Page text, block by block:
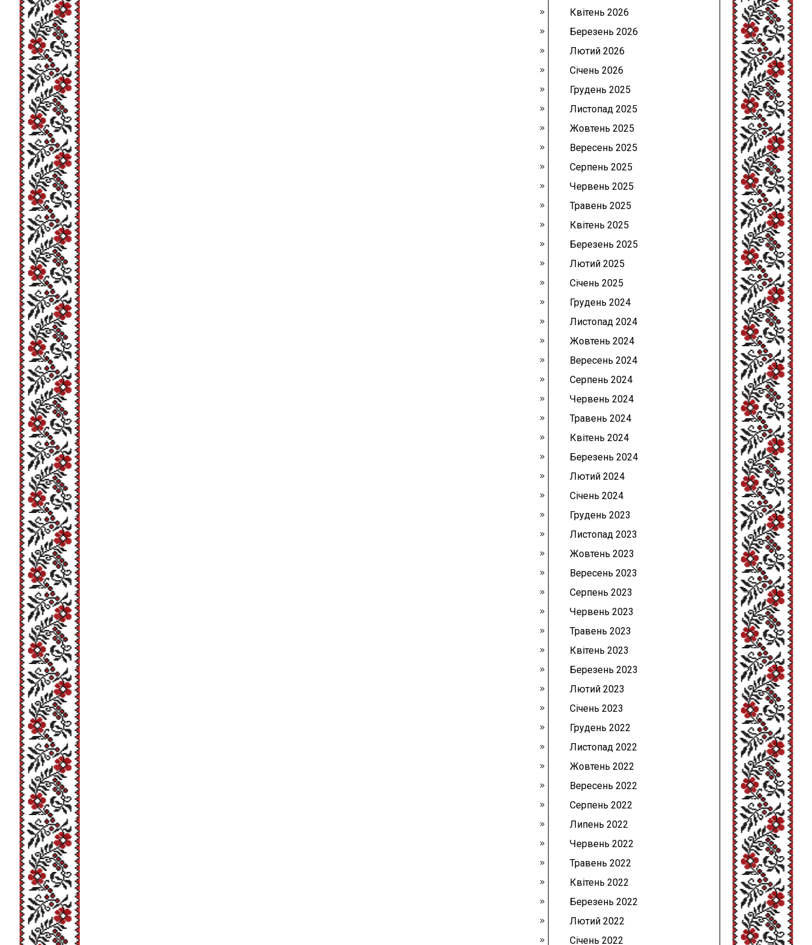
Квітень 2026
Березень 2026
Лютий 2026
Січень 2026
Грудень 2025
Листопад 2025
Жовтень 2025
Вересень 2025
Серпень 2025
Червень 2025
Травень 2025
Квітень 2025
Березень 2025
Лютий 2025
Січень 2025
Грудень 2024
Листопад 2024
Жовтень 2024
Вересень 2024
Серпень 2024
Червень 2024
Травень 2024
Квітень 2024
Березень 2024
Лютий 2024
Січень 2024
Грудень 2023
Листопад 2023
Жовтень 2023
Вересень 2023
Серпень 2023
Червень 2023
Травень 2023
Квітень 2023
Березень 2023
Лютий 2023
Січень 2023
Грудень 2022
Листопад 2022
Жовтень 2022
Вересень 2022
Серпень 2022
Липень 2022
Червень 2022
Травень 2022
Квітень 2022
Березень 2022
Лютий 2022
Січень 2022